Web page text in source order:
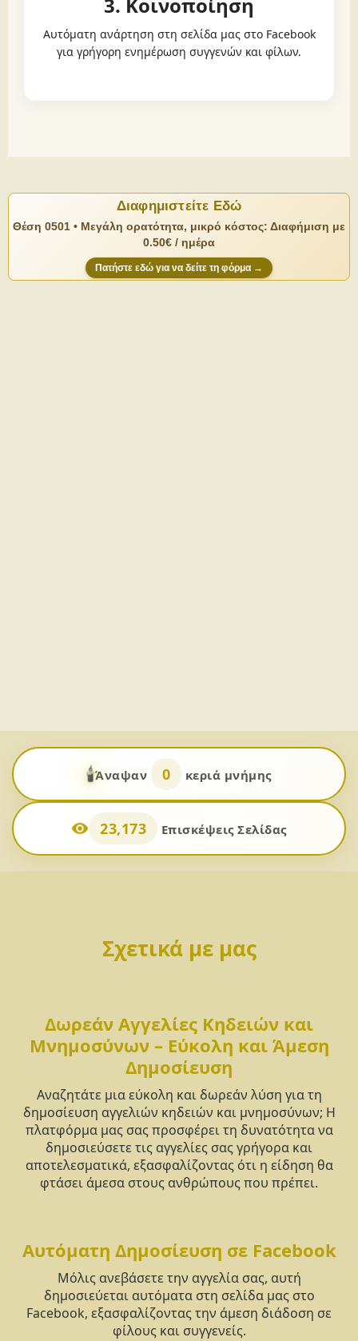
Αυτόματη ανάρτηση στη σελίδα μας στο Facebook
για γρήγορη ενημέρωση συγγενών και φίλων.
Διαφημιστείτε Εδώ
Θέση 0501 • Μεγάλη ορατότητα, μικρό κόστος: Διαφήμιση με
0.50€ / ημέρα
Πατήστε εδώ για να δείτε τη φόρμα →
🕯️Άναψαν 0 κεριά μνήμης
23,173 Επισκέψεις Σελίδας
Σχετικά με μας
Δωρεάν Αγγελίες Κηδειών και
Μνημοσύνων – Εύκολη και Άμεση
Δημοσίευση
Αναζητάτε μια εύκολη και δωρεάν λύση για τη
δημοσίευση αγγελιών κηδειών και μνημοσύνων; Η
πλατφόρμα μας σας προσφέρει τη δυνατότητα να
δημοσιεύσετε τις αγγελίες σας γρήγορα και
αποτελεσματικά, εξασφαλίζοντας ότι η είδηση θα
φτάσει άμεσα στους ανθρώπους που πρέπει.
Αυτόματη Δημοσίευση σε Facebook
Μόλις ανεβάσετε την αγγελία σας, αυτή
δημοσιεύεται αυτόματα στη σελίδα μας στο
Facebook, εξασφαλίζοντας την άμεση διάδοση σε
φίλους και συγγενείς.